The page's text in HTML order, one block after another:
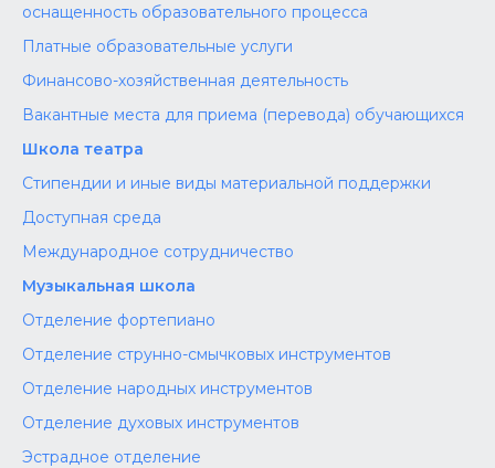
оснащенность образовательного процесса
Платные образовательные услуги
Финансово-хозяйственная деятельность
Вакантные места для приема (перевода) обучающихся
Школа театра
Стипендии и иные виды материальной поддержки
Доступная среда
Международное сотрудничество
Музыкальная школа
Отделение фортепиано
Отделение струнно-смычковых инструментов
Отделение народных инструментов
Отделение духовых инструментов
Эстрадное отделение